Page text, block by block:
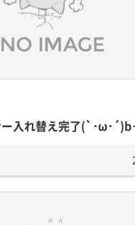
入れ替え完了(`･ω･´)b